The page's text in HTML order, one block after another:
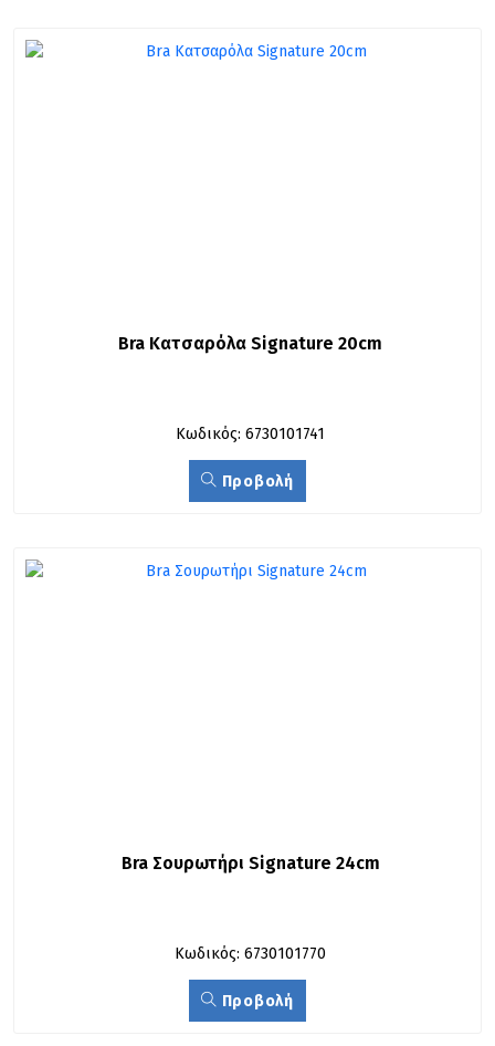
Bra Κατσαρόλα Signature 20cm
Κωδικός: 6730101741
Προβολή
Bra Σουρωτήρι Signature 24cm
Κωδικός: 6730101770
Προβολή